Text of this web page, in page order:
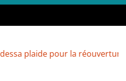
pour la réouverture des